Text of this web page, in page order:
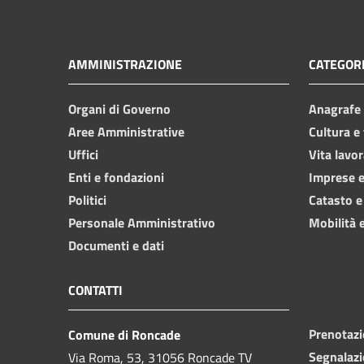
AMMINISTRAZIONE
Organi di Governo
Aree Amministrative
Uffici
Enti e fondazioni
Politici
Personale Amministrativo
Documenti e dati
Cultura
Vita
Imprese
Catasto
Mobilità
CONTATTI
Comune di Roncade
Via Roma, 53, 31056 Roncade TV